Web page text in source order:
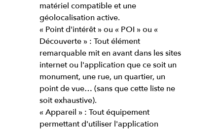
matériel compatible et une
géolocalisation active.
« Point d'intérêt » ou « POI » ou «
Découverte » : Tout élément
remarquable mit en avant dans les sites
internet ou l'application que ce soit un
monument, une rue, un quartier, un
point de vue… (sans que cette liste ne
soit exhaustive).
« Appareil » : Tout équipement
permettant d'utiliser l'application